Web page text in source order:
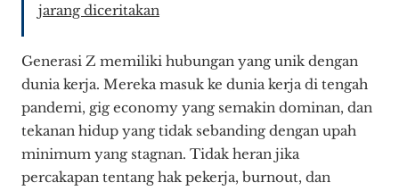
jarang diceritakan
Generasi Z memiliki hubungan yang unik dengan
dunia kerja. Mereka masuk ke dunia kerja di tengah
pandemi, gig economy yang semakin dominan, dan
tekanan hidup yang tidak sebanding dengan upah
minimum yang stagnan. Tidak heran jika
percakapan tentang hak pekerja, burnout, dan